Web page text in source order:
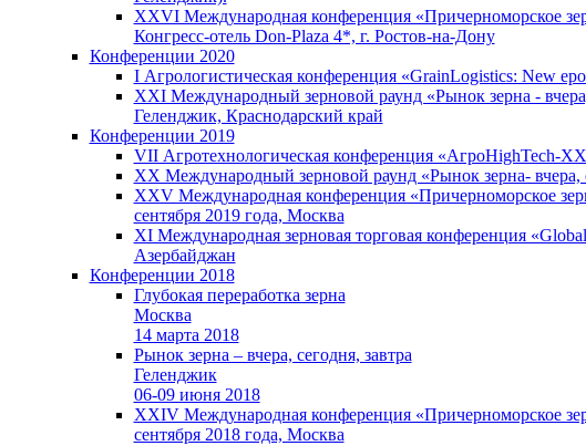
XXVI Международная конференция «Причерноморское
Конгресс-отель Don-Plaza 4*, г. Ростов-на-Дону
Конференции 2020
I Агрологистическая конференция «GrainLogistics: New
XXI Международный зерновой раунд «Рынок зерна - вчера,
Геленджик, Краснодарский край
Конференции 2019
VII Агротехнологическая конференция «АгроHighTech-
XX Международный зерновой раунд «Рынок зерна- вчера,
XXV Международная конференция «Причерноморское
сентября 2019 года, Москва
XI Международная зерновая торговая конференция
Азербайджан
Конференции 2018
Глубокая переработка зерна
Москва
14 марта 2018
Рынок зерна – вчера, сегодня, завтра
Геленджик
06-09 июня 2018
XXIV Международная конференция «Причерноморское
сентября 2018 года, Москва